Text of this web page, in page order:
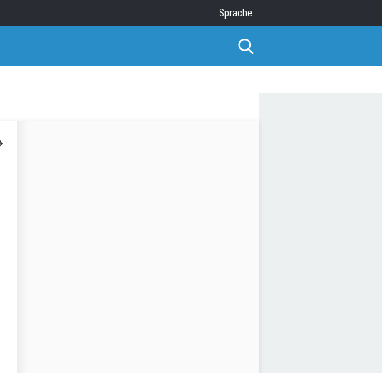
Sprache